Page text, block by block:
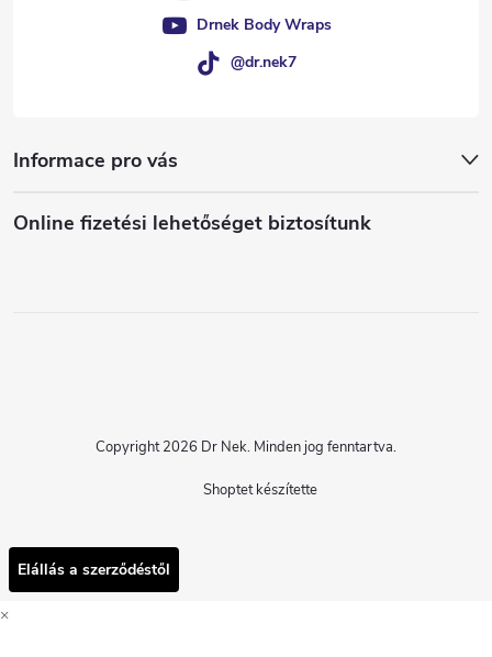
Drnek Body Wraps
@dr.nek7
Informace pro vás
Online fizetési lehetőséget biztosítunk
Shoptet készítette
Copyright 2026 Dr Nek. Minden jog fenntartva.
Elállás a szerződéstől
×